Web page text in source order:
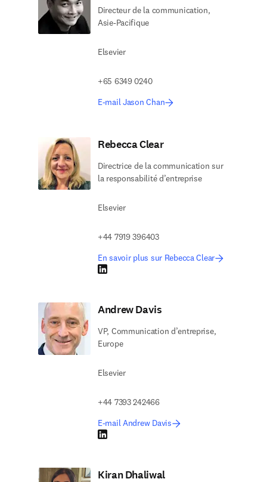
Directeur de la communication,
Asie-Pacifique
Elsevier
+65 6349 0240
E-mail Jason Chan
Rebecca Clear
Directrice de la communication sur
la responsabilité d’entreprise
Elsevier
+44 7919 396403
En savoir plus sur Rebecca Clear
LinkedIn S’ouvre dans une nouvelle fenêtre
Andrew Davis
VP, Communication d’entreprise,
Europe
Elsevier
+44 7393 242466
E-mail Andrew Davis
LinkedIn S’ouvre dans une nouvelle fenêtre
Kiran Dhaliwal